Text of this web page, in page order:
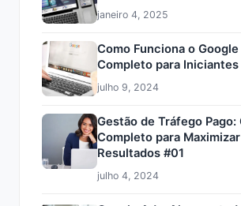
janeiro 4, 2025
Como Funciona o
Completo para
julho 9, 2024
Gestão de Tráfego Pago:
Completo para
Resultados #01
julho 4, 2024